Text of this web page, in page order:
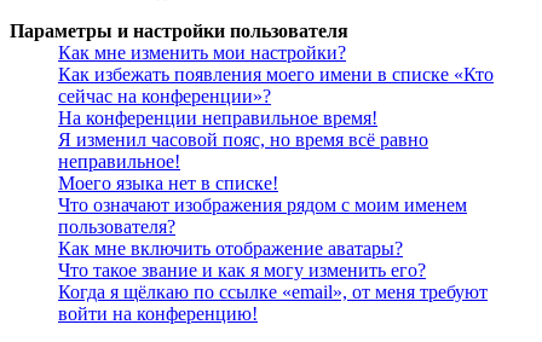
Параметры и настройки пользователя
Как мне изменить мои настройки?
Как избежать появления моего имени в списке «Кто
сейчас на конференции»?
На конференции неправильное время!
Я изменил часовой пояс, но время всё равно
неправильное!
Моего языка нет в списке!
Что означают изображения рядом с моим именем
пользователя?
Как мне включить отображение аватары?
Что такое звание и как я могу изменить его?
Когда я щёлкаю по ссылке «email», от меня требуют
войти на конференцию!